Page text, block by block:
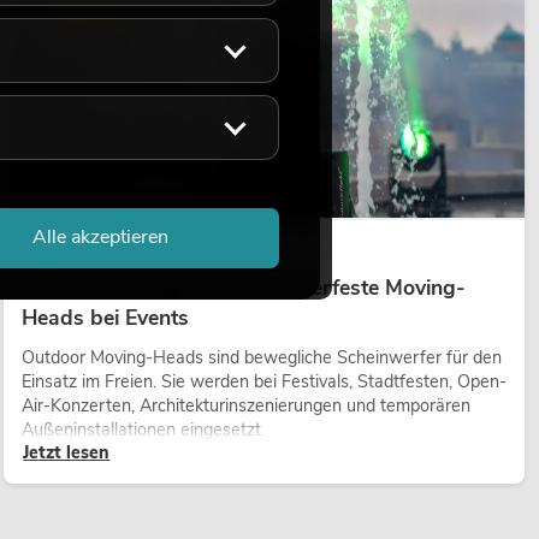
14.05.2026
Outdoor Moving-Heads: Wetterfeste Moving-
Heads bei Events
Outdoor Moving-Heads sind bewegliche Scheinwerfer für den
Einsatz im Freien. Sie werden bei Festivals, Stadtfesten, Open-
Air-Konzerten, Architekturinszenierungen und temporären
Außeninstallationen eingesetzt.
Jetzt lesen
Alle akzeptieren